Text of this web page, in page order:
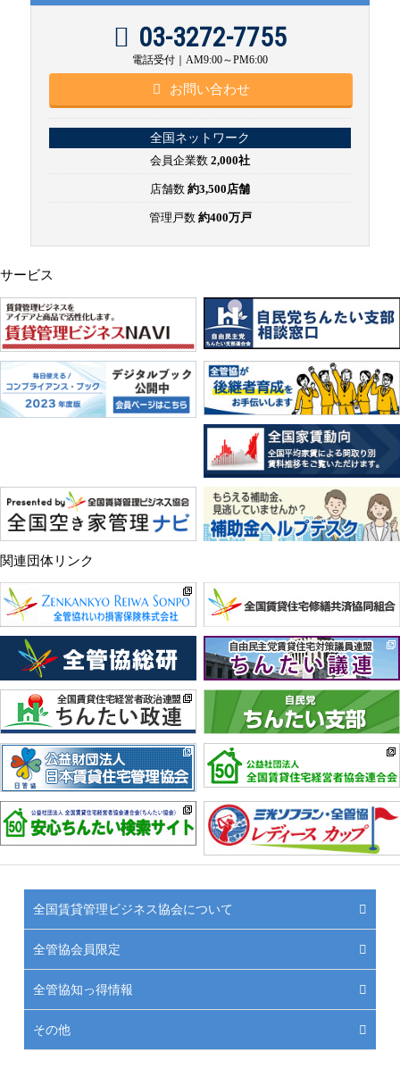
03-3272-7755
電話受付｜AM9:00～PM6:00
お問い合わせ
全国ネットワーク
会員企業数 2,000社
店舗数 約3,500店舗
管理戸数 約400万戸
サービス
関連団体リンク
全国賃貸管理ビジネス協会について
全管協会員限定
全管協知っ得情報
その他